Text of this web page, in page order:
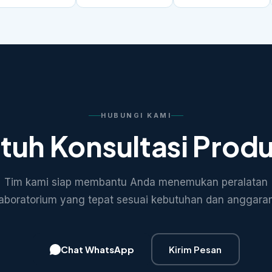
HUBUNGI KAMI
Konsultasi
Tim kami siap membantu Anda menemukan peralatan
yang tepat sesuai kebutuhan dan
Chat WhatsApp Kirim Pesan